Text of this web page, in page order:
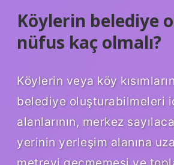
Köylerin belediye
nüfus kaç olmalı?
Köylerin veya köy
belediye oluşturabilmeleri
alanlarının, merkez
yerinin yerleşim alanına